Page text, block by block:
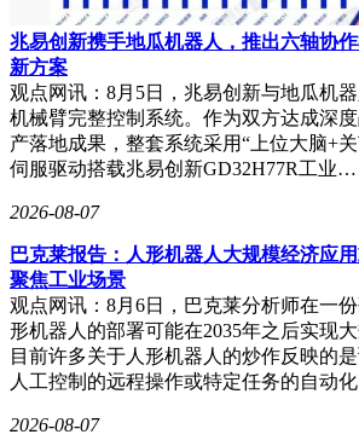
兆易创新携手地瓜机器人，推出六轴协
新方案
观点网讯：8月5日，兆易创新与地瓜机
机械臂完整控制系统。作为双方达成深
产落地成果，整套系统采用“上位大脑+
伺服驱动搭载兆易创新GD32H77R工业…
2026-08-07
巴克莱报告：人形机器人大规模经济应
聚焦工业场景
观点网讯：8月6日，巴克莱分析师在一
形机器人的部署可能在2035年之后实现
目前许多关于人形机器人的炒作反映的
人工控制的远程操作或特定任务的自动
2026-08-07